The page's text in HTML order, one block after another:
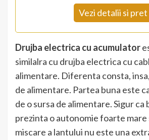
Vezi detalii si pret
Drujba electrica cu acumulator
similalra cu drujba electrica cu
alimentare. Diferenta consta,
de alimentare. Partea buna este
de o sursa de alimentare. Sigur ca
prezinta o autonomie foarte mare
miscare a lantului nu este una